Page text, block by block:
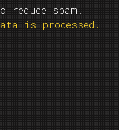
spam.
is processed.